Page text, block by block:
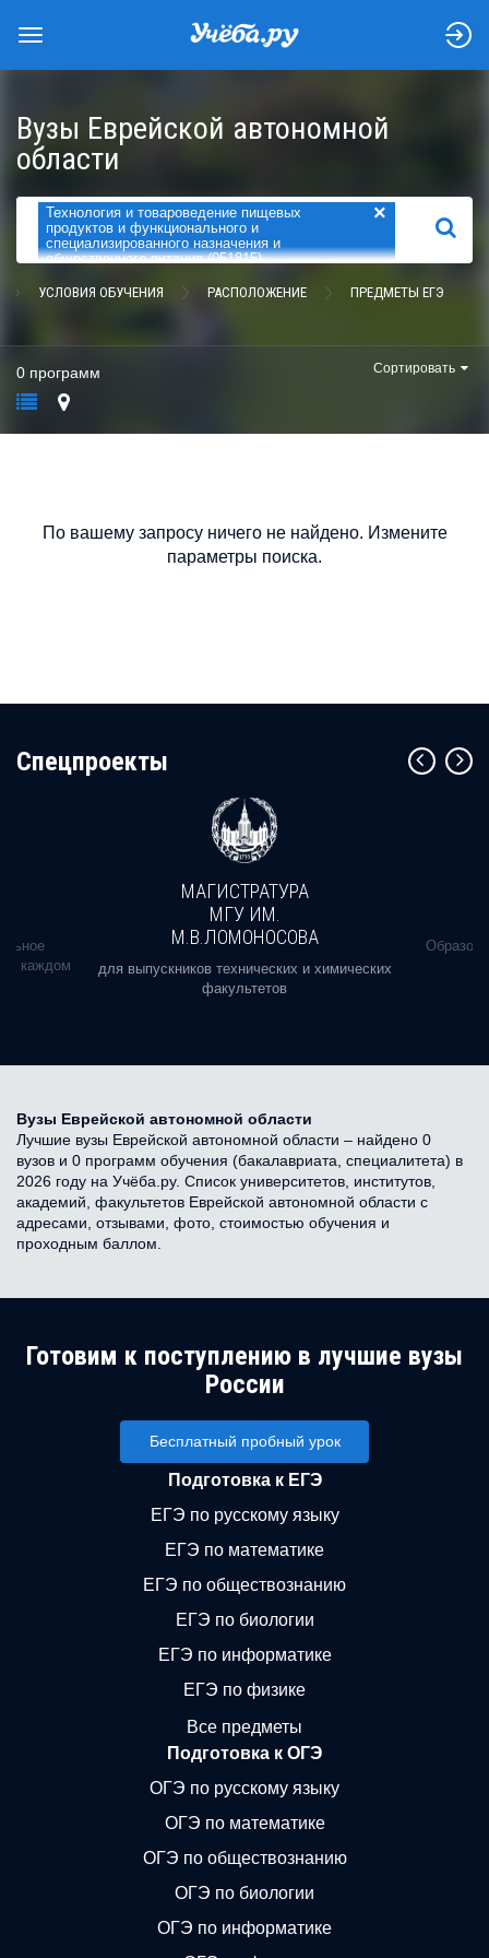
Вузы Еврейской автономной
области
Технология и товароведение пищевых
продуктов и функционального и
специализированного назначения и
общественного питания (051815)
×
НАЙТИ
УСЛОВИЯ ОБУЧЕНИЯ РАСПОЛОЖЕНИЕ ПРЕДМЕТЫ ЕГЭ
0 программ Сортировать
По вашему запросу ничего не найдено. Измените
параметры поиска.
Cпецпроекты
в каждом
МАГИСТРАТУРА
МГУ ИМ.
М.В.ЛОМОНОСОВА
для выпускников технических и химических
факультетов
Вузы Еврейской автономной области
Лучшие вузы Еврейской автономной области – найдено 0
вузов и 0 программ обучения (бакалавриата, специалитета) в
2026 году на Учёба.ру. Список университетов, институтов,
академий, факультетов Еврейской автономной области с
адресами, отзывами, фото, стоимостью обучения и
проходным баллом.
Готовим к поступлению в лучшие вузы
России
Бесплатный пробный урок
Подготовка к ЕГЭ
ЕГЭ по русскому языку
ЕГЭ по математике
ЕГЭ по обществознанию
ЕГЭ по биологии
ЕГЭ по информатике
ЕГЭ по физике
Все предметы
Подготовка к ОГЭ
ОГЭ по русскому языку
ОГЭ по математике
ОГЭ по обществознанию
ОГЭ по биологии
ОГЭ по информатике